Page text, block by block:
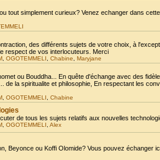
tout simplement curieux? Venez echanger dans
des différents sujets de votre choix, à
respect de vos interlocuteurs. Merci
OGOTEMMELI Chabine Maryjane
ou Bouddha... En quête d'échange avec des
de la spiritualite et philosophie, En respectant les
OGOTEMMELI Chabine
de tous les sujets relatifs aux nouvelles
OGOTEMMELI Alex
Beyonce ou Koffi Olomide? Vous pouvez échanger